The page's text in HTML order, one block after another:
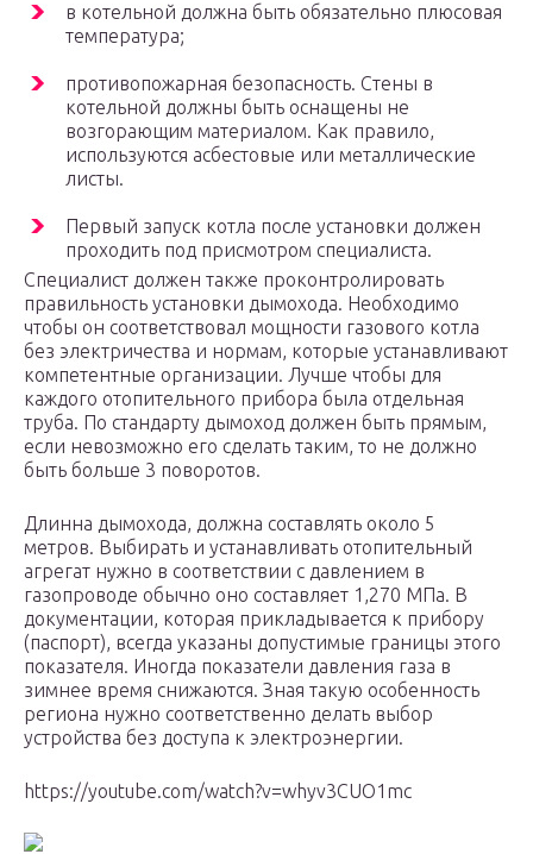
в котельной должна быть обязательно плюсовая
температура;
противопожарная безопасность. Стены в
котельной должны быть оснащены не
возгорающим материалом. Как правило,
используются асбестовые или металлические
листы.
Первый запуск котла после установки должен
проходить под присмотром специалиста.
Специалист должен также проконтролировать
правильность установки дымохода. Необходимо
чтобы он соответствовал мощности газового котла
без электричества и нормам, которые устанавливают
компетентные организации. Лучше чтобы для
каждого отопительного прибора была отдельная
труба. По стандарту дымоход должен быть прямым,
если невозможно его сделать таким, то не должно
быть больше 3 поворотов.
Длинна дымохода, должна составлять около 5
метров. Выбирать и устанавливать отопительный
агрегат нужно в соответствии с давлением в
газопроводе обычно оно составляет 1,270 МПа. В
документации, которая прикладывается к прибору
(паспорт), всегда указаны допустимые границы этого
показателя. Иногда показатели давления газа в
зимнее время снижаются. Зная такую особенность
региона нужно соответственно делать выбор
устройства без доступа к электроэнергии.
https://youtube.com/watch?v=whyv3CUO1mc